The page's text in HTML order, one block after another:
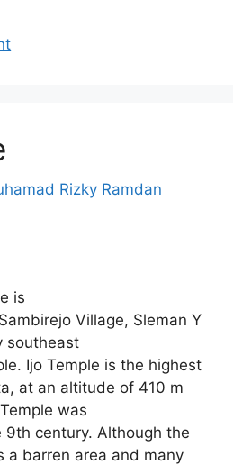
Rizky Ramdan
is
Village, Sleman Y
southeast
Ijo Temple is the highest
at an altitude of 410 m
was
century. Although the
a barren area and many